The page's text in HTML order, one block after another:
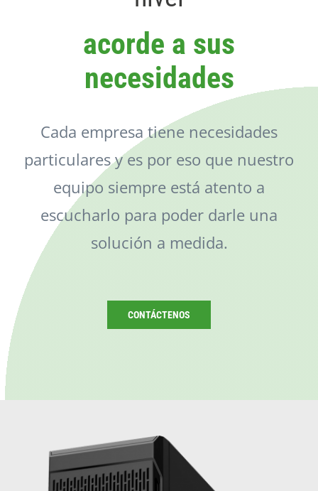
acorde a sus
necesidades
Cada empresa tiene necesidades
particulares y es por eso que nuestro
equipo siempre está atento a
escucharlo para poder darle una
solución a medida.
CONTÁCTENOS